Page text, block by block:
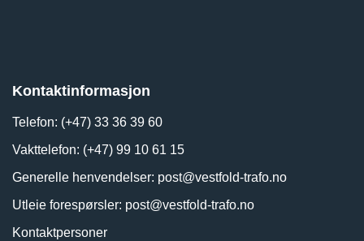
Kontaktinformasjon
Telefon: (+47) 33 36 39 60
Vakttelefon: (+47) 99 10 61 15
Generelle henvendelser: post@vestfold-trafo.no
Utleie forespørsler: post@vestfold-trafo.no
Kontaktpersoner